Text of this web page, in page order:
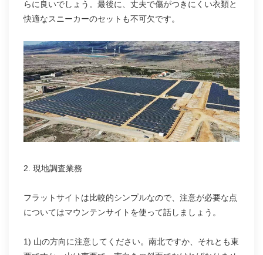
らに良いでしょう。最後に、丈夫で傷がつきにくい衣類と
快適なスニーカーのセットも不可欠です。
2. 現地調査業務
フラットサイトは比較的シンプルなので、注意が必要な点
についてはマウンテンサイトを使って話しましょう。
1) 山の方向に注意してください。南北ですか、それとも東